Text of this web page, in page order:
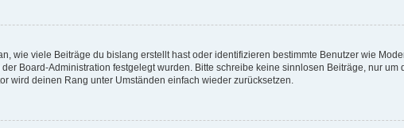
wie viele Beiträge du bislang erstellt hast oder identifizieren bestimmte Benutzer wie
Board-Administration festgelegt wurden. Bitte schreibe keine sinnlosen Beiträge, nur
wird deinen Rang unter Umständen einfach wieder zurücksetzen.